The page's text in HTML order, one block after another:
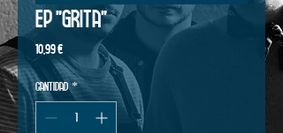
EP "Grita"
10,99 €
Cantidad *